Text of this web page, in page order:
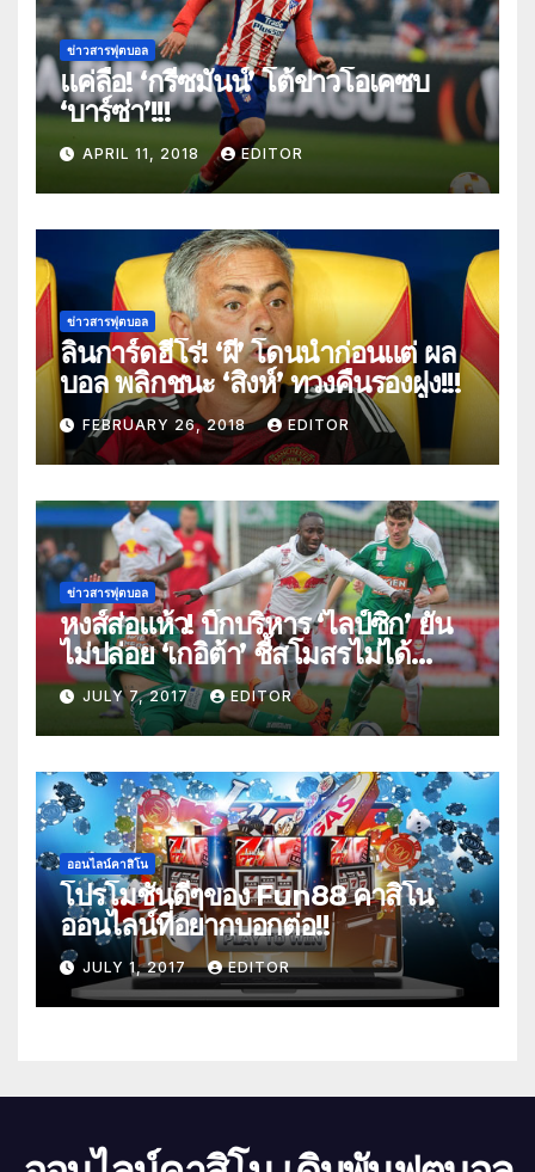
ข่าวสารฟุตบอล
แค่ลือ! ‘กรีซมันน์’ โต้ข่าวโอเคซบ
‘บาร์ซ่า’!!!
APRIL 11, 2018 EDITOR
ข่าวสารฟุตบอล
ลินการ์ดฮีโร่! ‘ผี’ โดนนำก่อนแต่ ผล
บอล พลิกชนะ ‘สิงห์’ ทวงคืนรองฝูง!!!
FEBRUARY 26, 2018 EDITOR
ข่าวสารฟุตบอล
หงส์ส่อแห้ว! บิ๊กบริหาร ‘ไลป์ซิก’ ยัน
ไม่ปล่อย ‘เกอิต้า’ ชี้สโมสรไม่ได้
ต้องการเงิน!!!
JULY 7, 2017 EDITOR
ออนไลน์คาสิโน
โปรโมชั่นดีๆของ Fun88 คาสิโน
ออนไลน์ที่อยากบอกต่อ!!
JULY 1, 2017 EDITOR